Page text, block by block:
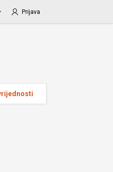
Prijava